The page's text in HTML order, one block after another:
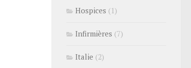
Hospices (1)
Infirmières (7)
Italie (2)